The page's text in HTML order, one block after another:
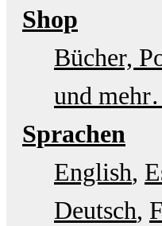
Shop
Bücher,
und
Sprachen
English
Deutsch